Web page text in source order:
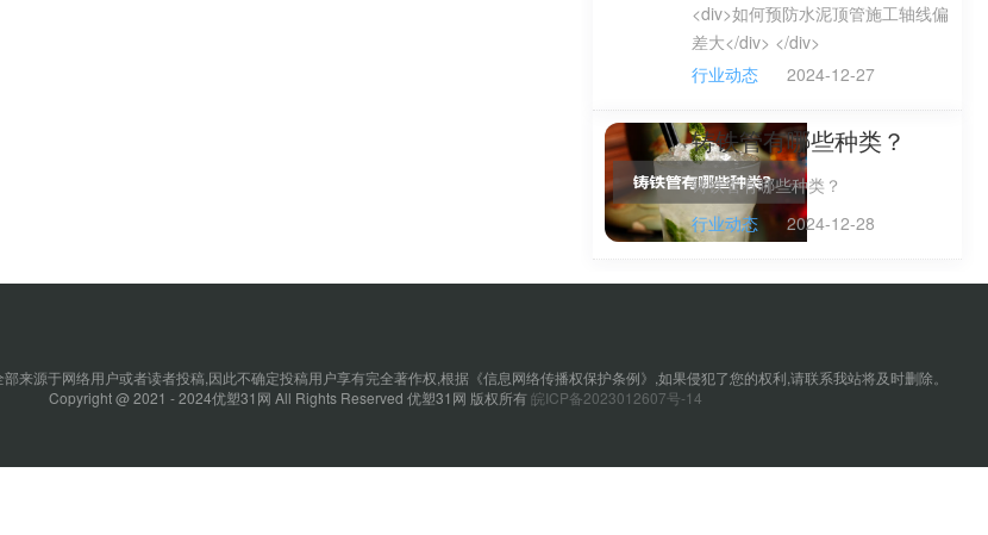
<div>如何预防水泥顶管施工轴线偏
差大</div> </div>
行业动态
2024-12-27
铸铁管有哪些种类？
铸铁管有哪些种类？
行业动态
2024-12-28
来源于网络用户或者读者投稿,因此不确定投稿用户享有完全著作权,根据《信息网络传播权保护条例》,如果侵犯了您的权利,请联系我站将及时删除。
Copyright @ 2021 - 2024优塑31网 All Rights Reserved 优塑31网 版权所有皖ICP备2023012607号-14